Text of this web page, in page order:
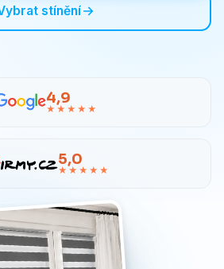
stínění
4,9
★★★★★
5,0
★★★★★